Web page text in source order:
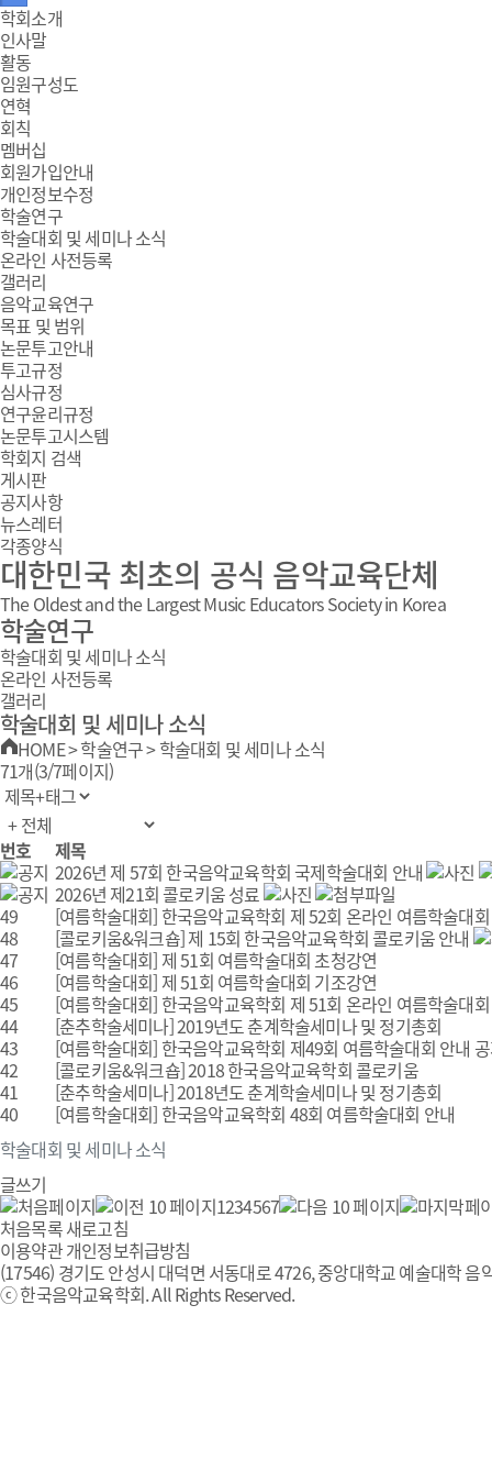
주
메
뉴
학회소개
인사말
활동
임원구성도
연혁
회칙
멤버십
회원가입안내
개인정보수정
학술연구
학술대회 및 세미나 소식
온라인 사전등록
갤러리
음악교육연구
목표 및 범위
논문투고안내
투고규정
심사규정
연구윤리규정
논문투고시스템
학회지 검색
게시판
공지사항
뉴스레터
각종양식
대한민국 최초의 공식 음악교육단체
The Oldest and the Largest Music Educators Society in Korea
학술연구
학술대회 및 세미나 소식
온라인 사전등록
갤러리
학술대회 및 세미나 소식
HOME>학술연구>학술대회 및 세미나 소식
71개(3/7페이지)
학술대회 및 세미나 소식
번호
제목
2026년 제 57회 한국음악교육학회 국제학술대회 안내
2026년 제21회 콜로키움 성료
49
[여름학술대회] 한국음악교육학회 제 52회 온라인 여름학술대
48
[콜로키움&워크숍]제 15회 한국음악교육학회 콜로키움 안내
47
[여름학술대회] 제 51회 여름학술대회 초청강연
46
[여름학술대회] 제 51회 여름학술대회 기조강연
45
[여름학술대회] 한국음악교육학회 제 51회 온라인 여름학술대
44
[춘추학술세미나]2019년도 춘계학술세미나 및 정기총회
43
[여름학술대회] 한국음악교육학회 제49회 여름학술대회 안내
42
[콜로키움&워크숍]2018 한국음악교육학회 콜로키움
41
[춘추학술세미나]2018년도 춘계학술세미나 및 정기총회
40
[여름학술대회] 한국음악교육학회 48회 여름학술대회 안내
글쓰기
1234567
처음목록새로고침
이용약관개인정보취급방침
(17546) 경기도 안성시 대덕면 서동대로 4726, 중앙대학교 예술대학 음
ⓒ 한국음악교육학회. All Rights Reserved.